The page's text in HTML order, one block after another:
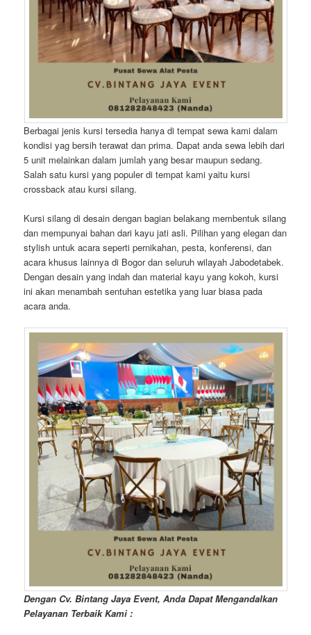
Berbagai jenis kursi tersedia hanya di tempat sewa kami dalam
kondisi yag bersih terawat dan prima. Dapat anda sewa lebih dari
5 unit melainkan dalam jumlah yang besar maupun sedang.
Salah satu kursi yang populer di tempat kami yaitu kursi
crossback atau kursi silang.
Kursi silang di desain dengan bagian belakang membentuk silang
dan mempunyai bahan dari kayu jati asli. Pilihan yang elegan dan
stylish untuk acara seperti pernikahan, pesta, konferensi, dan
acara khusus lainnya di Bogor dan seluruh wilayah Jabodetabek.
Dengan desain yang indah dan material kayu yang kokoh, kursi
ini akan menambah sentuhan estetika yang luar biasa pada
acara anda.
Dengan Cv. Bintang Jaya Event, Anda Dapat Mengandalkan
Pelayanan Terbaik Kami :